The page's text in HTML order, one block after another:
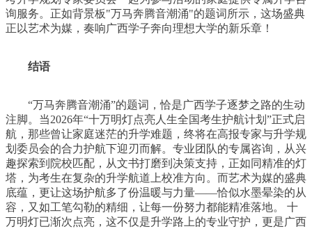
询服务。正如背景板"万马奔腾音潮涌"的题词所示，这场盛典
正以艺术为媒，奏响广西学子奔向理想大学的新乐章！
结语
“万马奔腾音潮涌”的题词，恰是广西学子逐梦之路的生动
注脚。当2026年“十万明灯点亮人生全国考生护航计划”正式启
航，那些曾让家庭迷茫的升学难题，终将在高报专家与升学规
划委员会的合力护航下迎刃而解。专业团队的专属咨询，从兴
趣探索到院校匹配，从文书打磨到决策支持，正如同精准的灯
塔，为考生在复杂的升学航道上校准方向。而艺术为媒的盛典
底蕴，更让这场护航多了份温暖与力量——恰似水墨晕染的从
容，又如工笔勾勒的精细，让每一份努力都能精准落地。 十
万明灯已渐次点亮，这不仅是升学路上的专业守护，更是广西